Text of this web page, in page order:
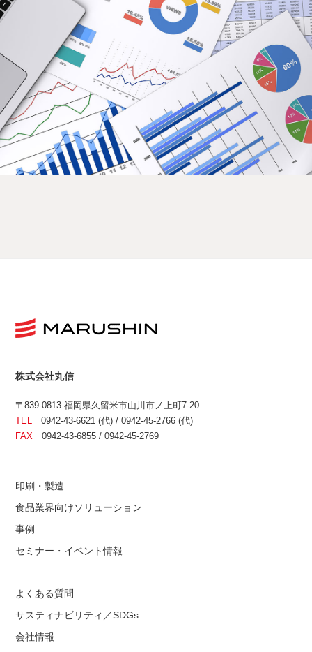
株式会社丸信
〒839-0813 福岡県久留米市山川市ノ上町7-20
TEL 0942-43-6621 (代) / 0942-45-2766 (代)
FAX 0942-43-6855 / 0942-45-2769
印刷・製造
食品業界向けソリューション
事例
セミナー・イベント情報
よくある質問
サスティナビリティ／SDGs
会社情報